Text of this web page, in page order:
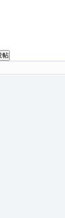
帖